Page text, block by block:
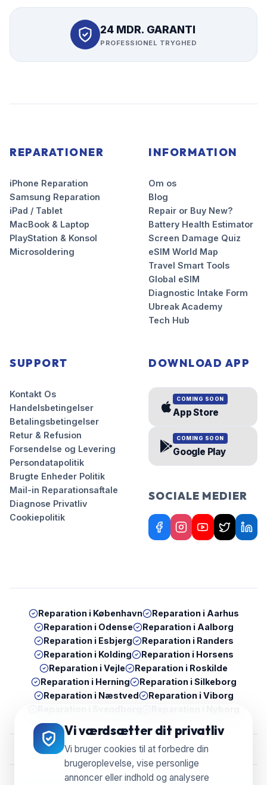
Vi værdsætter dit privatliv
Vi bruger cookies til at forbedre din
brugeroplevelse, vise personlige
annoncer eller indhold og analysere
24 MDR. GARANTI
PROFESSIONEL TRYGHED
REPARATIONER
iPhone Reparation
Samsung Reparation
iPad / Tablet
MacBook & Laptop
PlayStation & Konsol
Microsoldering
INFORMATION
Om os
Blog
Repair or Buy New?
Battery Health Estimator
Screen Damage Quiz
eSIM World Map
Travel Smart Tools
Global eSIM
Diagnostic Intake Form
Ubreak Academy
Tech Hub
SUPPORT
Kontakt Os
Handelsbetingelser
Betalingsbetingelser
Retur & Refusion
Forsendelse og Levering
Persondatapolitik
Brugte Enheder Politik
Mail-in Reparationsaftale
Diagnose Privatliv
Cookiepolitik
DOWNLOAD APP
COMING SOON
App Store
COMING SOON
Google Play
SOCIALE MEDIER
Reparation i København Reparation i Aarhus
Reparation i Odense Reparation i Aalborg
Reparation i Esbjerg Reparation i Randers
Reparation i Kolding Reparation i Horsens
Reparation iVejle Reparation i Roskilde
Reparation i Herning Reparation i Silkeborg
Reparation i Næstved Reparation i Viborg